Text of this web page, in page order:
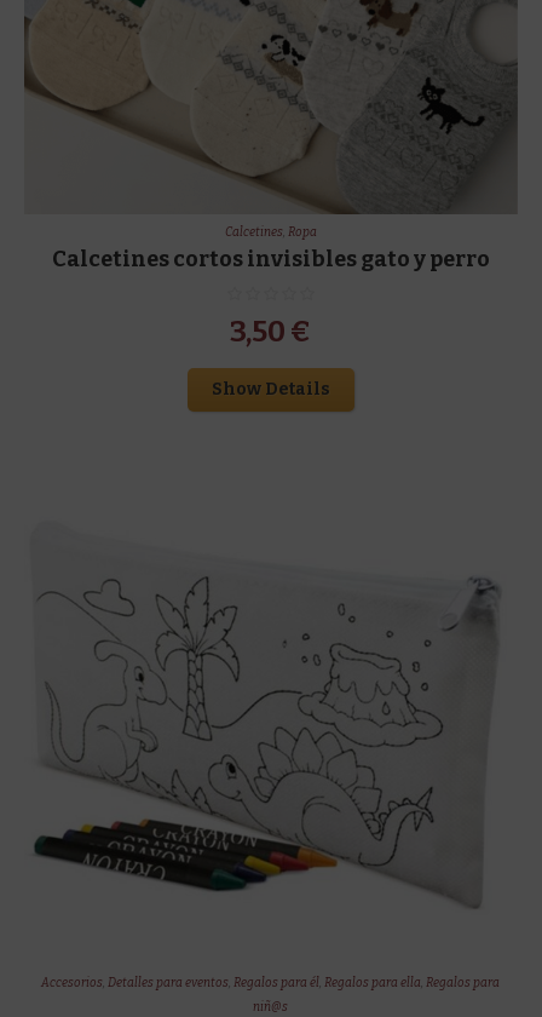
Calcetines, Ropa
Calcetines cortos invisibles gato y perro
3,50 €
Show Details
Accesorios,Detalles para eventos,Regalos para él,Regalos para ella,Regalos para
niñ@s